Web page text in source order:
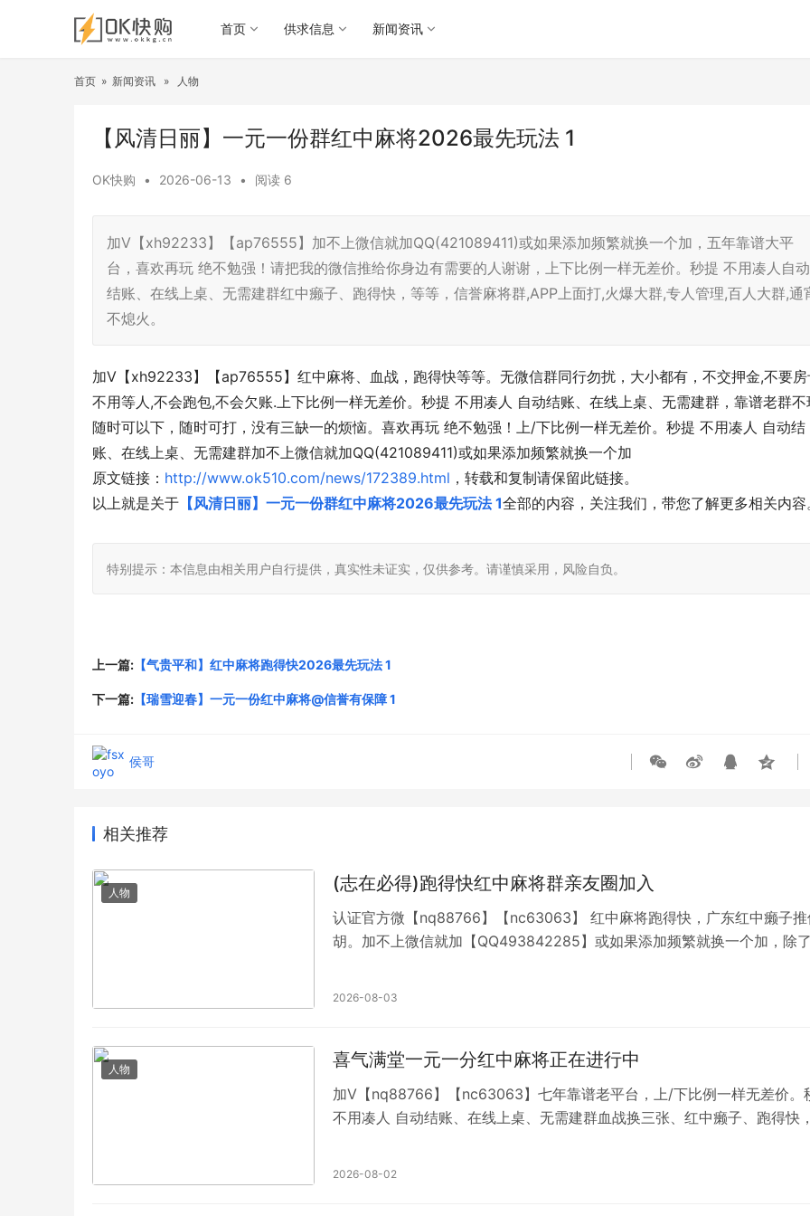
首页 供求信息 新闻资讯
首页 » 新闻资讯 » 人物
【风清日丽】一元一份群红中麻将2026最先玩法 1
OK快购 • 2026-06-13 • 阅读 6
加V【xh92233】【ap76555】加不上微信就加QQ(421089411)或如果添加频繁就换一个加，五年靠谱大平
台，喜欢再玩 绝不勉强！请把我的微信推给你身边有需要的人谢谢，上下比例一样无差价。秒提 不用凑人自动
结账、在线上桌、无需建群红中癞子、跑得快，等等，信誉麻将群,APP上面打,火爆大群,专人管理,百人大群,通
不熄火。
加V【xh92233】【ap76555】红中麻将、血战，跑得快等等。无微信群同行勿扰，大小都有，不交押金,不要房
不用等人,不会跑包,不会欠账.上下比例一样无差价。秒提 不用凑人 自动结账、在线上桌、无需建群，靠谱老群不
随时可以下，随时可打，没有三缺一的烦恼。喜欢再玩 绝不勉强！上/下比例一样无差价。秒提 不用凑人 自动结
账、在线上桌、无需建群加不上微信就加QQ(421089411)或如果添加频繁就换一个加
原文链接： http://www.ok510.com/news/172389.html ，转载和复制请保留此链接。
以上就是关于 【风清日丽】一元一份群红中麻将2026最先玩法 1全部的内容，关注我们，带您了解更多相关内容
特别提示：本信息由相关用户自行提供，真实性未证实，仅供参考。请谨慎采用，风险自负。
上一篇: 【气贵平和】红中麻将跑得快2026最先玩法 1
下一篇: 【瑞雪迎春】一元一份红中麻将@信誉有保障 1
侯哥
相关推荐
人物 (志在必得)跑得快红中麻将群亲友圈加入
认证官方微【nq88766】【nc63063】 红中麻将跑得快，广东红中癞子
胡。加不上微信就加【QQ493842285】或如果添加频繁就换一个加，除
2026-08-03
人物 喜气满堂一元一分红中麻将正在进行中
加V【nq88766】【nc63063】七年靠谱老平台，上/下比例一样无差价。
不用凑人 自动结账、在线上桌、无需建群血战换三张、红中癞子、跑得快
2026-08-02